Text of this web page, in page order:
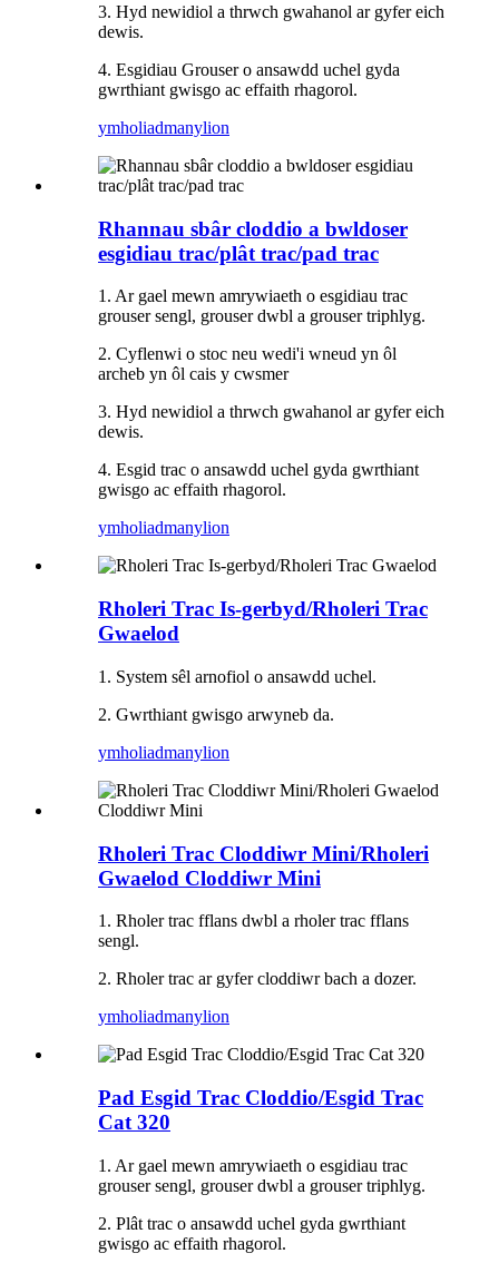
3. Hyd newidiol a thrwch gwahanol ar gyfer eich
dewis.
4. Esgidiau Grouser o ansawdd uchel gyda
gwrthiant gwisgo ac effaith rhagorol.
ymholiadmanylion
Rhannau sbâr cloddio a bwldoser
esgidiau trac/plât trac/pad trac
1. Ar gael mewn amrywiaeth o esgidiau trac
grouser sengl, grouser dwbl a grouser triphlyg.
2. Cyflenwi o stoc neu wedi'i wneud yn ôl
archeb yn ôl cais y cwsmer
3. Hyd newidiol a thrwch gwahanol ar gyfer eich
dewis.
4. Esgid trac o ansawdd uchel gyda gwrthiant
gwisgo ac effaith rhagorol.
ymholiadmanylion
Rholeri Trac Is-gerbyd/Rholeri Trac
Gwaelod
1. System sêl arnofiol o ansawdd uchel.
2. Gwrthiant gwisgo arwyneb da.
ymholiadmanylion
Rholeri Trac Cloddiwr Mini/Rholeri
Gwaelod Cloddiwr Mini
1. Rholer trac fflans dwbl a rholer trac fflans
sengl.
2. Rholer trac ar gyfer cloddiwr bach a dozer.
ymholiadmanylion
Pad Esgid Trac Cloddio/Esgid Trac
Cat 320
1. Ar gael mewn amrywiaeth o esgidiau trac
grouser sengl, grouser dwbl a grouser triphlyg.
2. Plât trac o ansawdd uchel gyda gwrthiant
gwisgo ac effaith rhagorol.